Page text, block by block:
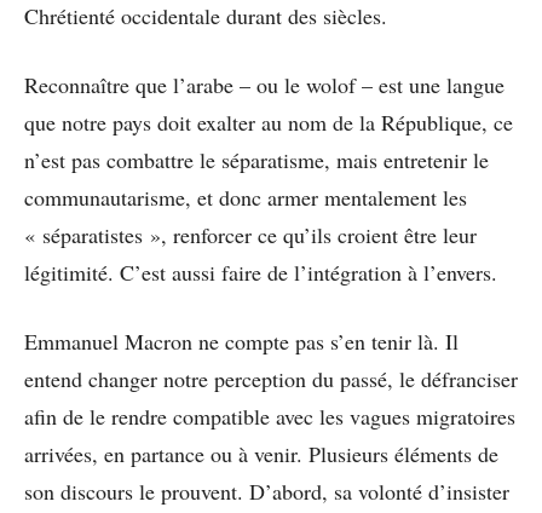
Chrétienté occidentale durant des siècles.
Reconnaître que l’arabe – ou le wolof – est une langue
que notre pays doit exalter au nom de la République, ce
n’est pas combattre le séparatisme, mais entretenir le
communautarisme, et donc armer mentalement les
« séparatistes », renforcer ce qu’ils croient être leur
légitimité. C’est aussi faire de l’intégration à l’envers.
Emmanuel Macron ne compte pas s’en tenir là. Il
entend changer notre perception du passé, le défranciser
afin de le rendre compatible avec les vagues migratoires
arrivées, en partance ou à venir. Plusieurs éléments de
son discours le prouvent. D’abord, sa volonté d’insister